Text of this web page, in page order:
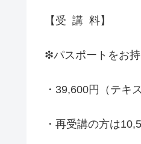
【受 講 料】
❇︎パスポートをお
・39,600円（テキ
・再受講の方は